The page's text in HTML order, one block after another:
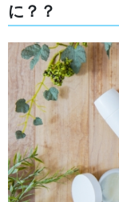
に？？